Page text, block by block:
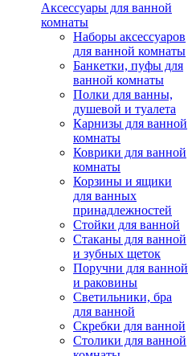
Аксессуары для ванной
комнаты
Наборы аксессуаров
для ванной комнаты
Банкетки, пуфы для
ванной комнаты
Полки для ванны,
душевой и туалета
Карнизы для ванной
комнаты
Коврики для ванной
комнаты
Корзины и ящики
для ванных
принадлежностей
Стойки для ванной
Стаканы для ванной
и зубных щеток
Поручни для ванной
и раковины
Светильники, бра
для ванной
Скребки для ванной
Столики для ванной